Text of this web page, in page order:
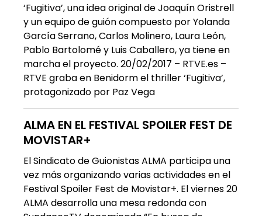
‘Fugitiva’, una idea original de Joaquín Oristrell
y un equipo de guión compuesto por Yolanda
García Serrano, Carlos Molinero, Laura León,
Pablo Bartolomé y Luis Caballero, ya tiene en
marcha el proyecto. 20/02/2017 – RTVE.es –
RTVE graba en Benidorm el thriller ‘Fugitiva’,
protagonizado por Paz Vega
ALMA EN EL FESTIVAL SPOILER FEST DE
MOVISTAR+
El Sindicato de Guionistas ALMA participa una
vez más organizando varias actividades en el
Festival Spoiler Fest de Movistar+. El viernes 20
ALMA desarrolla una mesa redonda con